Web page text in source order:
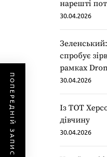
ПОПЕРЕДНІЙ ЗАПИС
нарешті
30.04.2026
спробує
рамках
30.04.2026
Із ТОТ
дівчину
30.04.2026